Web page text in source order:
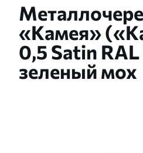
«Камея»
0,5 Satin
зеленый мох